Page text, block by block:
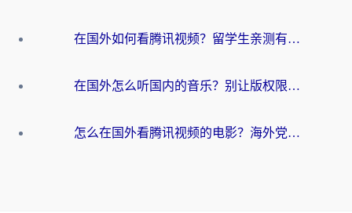
在国外如何看腾讯视频？留学生亲测有效的回国加速方案
在国外怎么听国内的音乐？别让版权限制断了你的华语歌单
怎么在国外看腾讯视频的电影？海外党亲测有效的回国加速指南